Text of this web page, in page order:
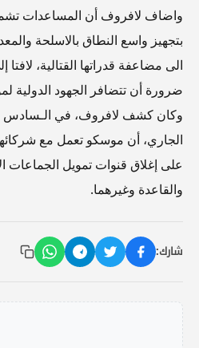
واضاف لافروف أن المساعدات
بتجهيز واسع النطاق بالاسلحة
الى مضاعفة قدراتها القتالية،
ضرورة أن تتضافر الجهود الدولية
وكان كشف لافروف، في
الجاري، أن موسكو تعمل مع
على إغلاق قنوات تمويل الجماعات
والقاعدة وغيرهما.
شارك: